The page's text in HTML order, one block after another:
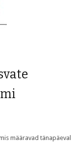
määravad tänapäeval